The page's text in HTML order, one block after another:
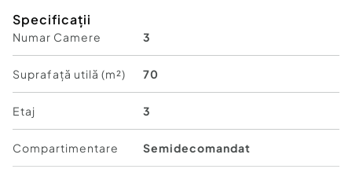
dispoziție: 0744.288.612
Id intern: P8190
Confort: 1
Tip imobil:Bloc de apartamente
Număr Băi:
Comision cumpărător:3%
Specificații
Numar Camere 3
Suprafață utilă (m²) 70
Etaj 3
Compartimentare Semidecomandat